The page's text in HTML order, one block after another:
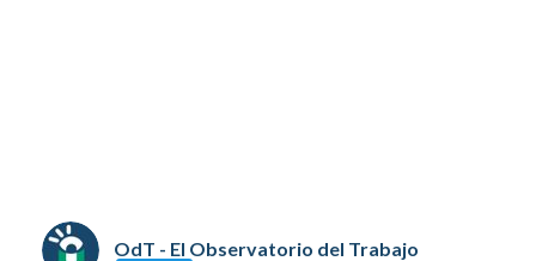
OdT - El Observatorio del Trabajo